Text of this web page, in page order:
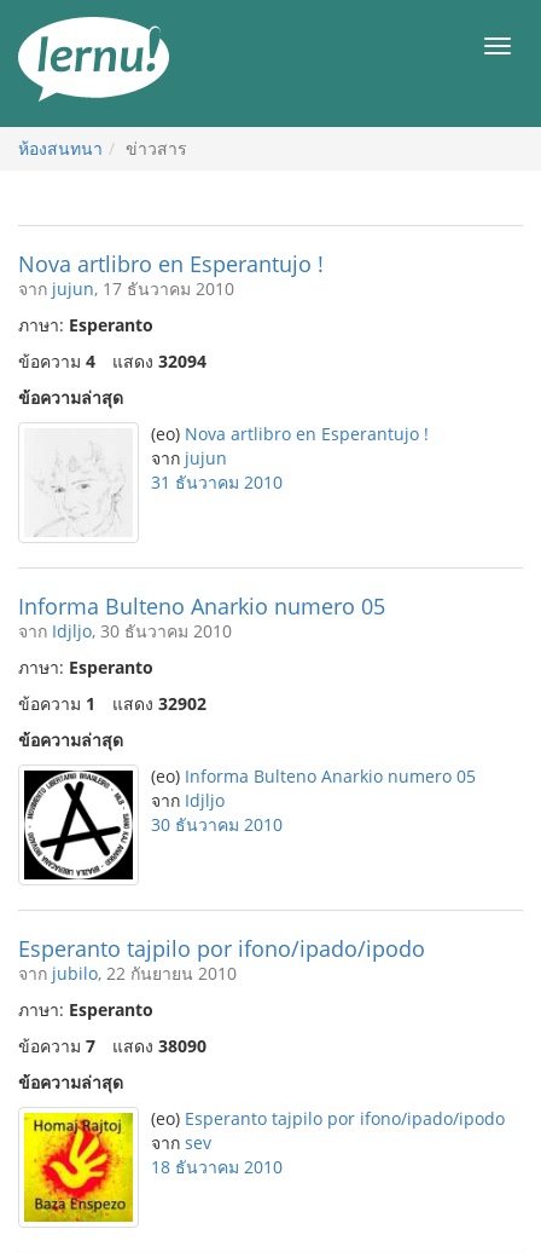
สารบัญ
เมนู
ห้องสนทนา ข่าวสาร
Nova artlibro en Esperantujo !
จาก jujun, 17 ธันวาคม 2010
ภาษา: Esperanto
ข้อความ 4 แสดง 32094
ข้อความล่าสุด
(eo) Nova artlibro en Esperantujo !
จาก jujun
31 ธันวาคม 2010
Informa Bulteno Anarkio numero 05
จาก Idjljo, 30 ธันวาคม 2010
ภาษา: Esperanto
ข้อความ 1 แสดง 32902
ข้อความล่าสุด
(eo) Informa Bulteno Anarkio numero 05
จาก Idjljo
30 ธันวาคม 2010
Esperanto tajpilo por ifono/ipado/ipodo
จาก jubilo, 22 กันยายน 2010
ภาษา: Esperanto
ข้อความ 7 แสดง 38090
ข้อความล่าสุด
(eo) Esperanto tajpilo por ifono/ipado/ipodo
จาก sev
18 ธันวาคม 2010